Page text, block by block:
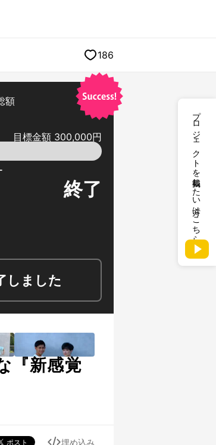
プロジェクトを掲載したい方はこちら
186
額
目標金額 300,000円
終了
しました
『新感覚
埋め込み